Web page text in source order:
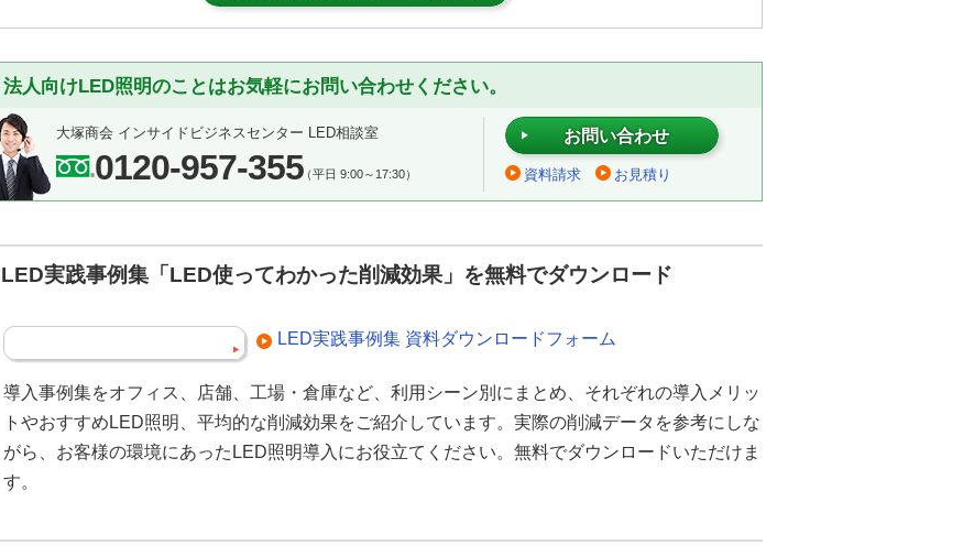
法人向けLED照明のことはお気軽にお問い合わせください。
大塚商会 インサイドビジネスセンター LED相談室
0120-957-355（平日 9:00～17:30）
お問い合わせ
資料請求 お見積り
LED実践事例集「LED使ってわかった削減効果」を無料でダウンロード
LED実践事例集 資料ダウンロードフォーム
導入事例集をオフィス、店舗、工場・倉庫など、利用シーン別にまとめ、それぞれの導入メリッ
トやおすすめLED照明、平均的な削減効果をご紹介しています。実際の削減データを参考にしな
がら、お客様の環境にあったLED照明導入にお役立てください。無料でダウンロードいただけま
す。